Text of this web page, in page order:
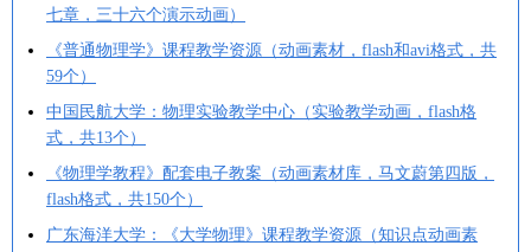
七章，三十六个演示动画）
《普通物理学》课程教学资源（动画素材，flash和avi格式，共
59个）
中国民航大学：物理实验教学中心（实验教学动画，flash格
式，共13个）
《物理学教程》配套电子教案（动画素材库，马文蔚第四版，
flash格式，共150个）
广东海洋大学：《大学物理》课程教学资源（知识点动画素